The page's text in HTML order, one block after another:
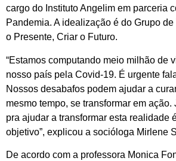
cargo do Instituto Angelim em parceria
Pandemia. A idealização é do Grupo
o Presente, Criar o Futuro.
“Estamos computando meio milhão de
nosso país pela Covid-19. É urgente
Nossos desabafos podem ajudar a
mesmo tempo, se transformar em
pra ajudar a transformar esta realidade
objetivo”, explicou a socióloga Mirlene
De acordo com a professora Monica